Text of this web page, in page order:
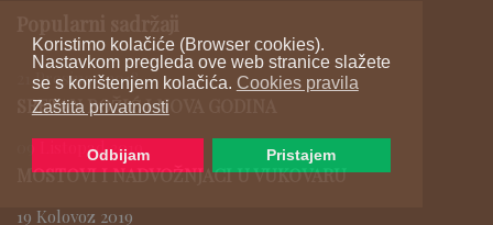
Koristimo kolačiće (Browser cookies).
Nastavkom pregleda ove web stranice slažete
se s korištenjem kolačića. Cookies pravila
Zaštita privatnosti
Odbijam Pristajem
21 Prosinac 2018
SRETAN BOŽIĆ I NOVA GODINA
09 Listopad 2019
MOSTOVI I NADVOŽNJACI U VUKOVARU
19 Kolovoz 2019